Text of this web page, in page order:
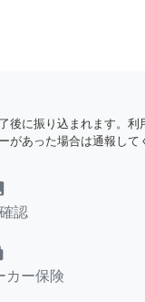
後に振り込まれます。利
あった場合は通報して
認
カー保険